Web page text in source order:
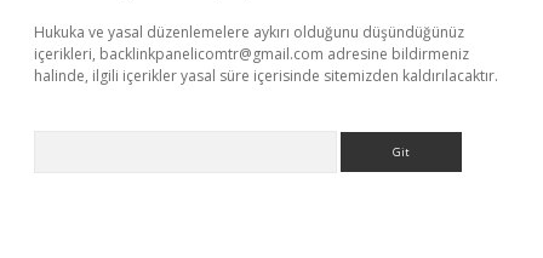
Hukuka ve yasal düzenlemelere aykırı olduğunu düşündüğünüz
içerikleri, backlinkpanelicomtr@gmail.com adresine bildirmeniz
halinde, ilgili içerikler yasal süre içerisinde sitemizden kaldırılacaktır.